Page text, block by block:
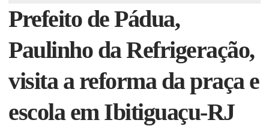
Prefeito de Pádua,
Paulinho da Refrigeração,
visita a reforma da praça e
escola em Ibitiguaçu-RJ